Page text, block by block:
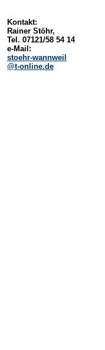
Kontakt:
Rainer Stöhr,
Tel. 07121/58 54 14
e-Mail:
stoehr-wannweil
@t-online.de